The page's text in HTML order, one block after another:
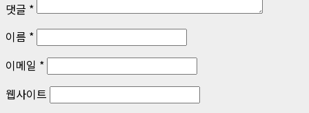
댓글 *
이름 *
이메일 *
웹사이트